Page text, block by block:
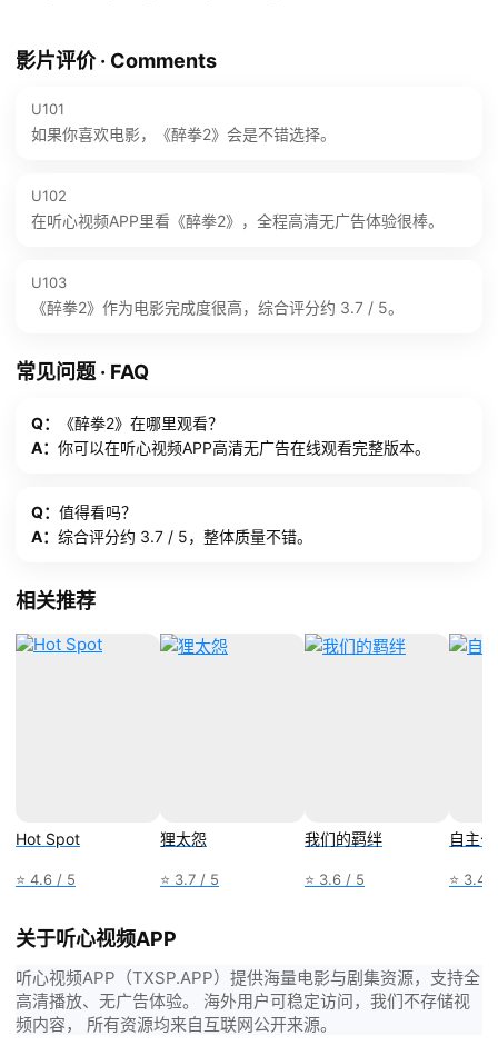
影片评价 · Comments
U101
如果你喜欢电影，《醉拳2》会是不错选择。
U102
在听心视频APP里看《醉拳2》，全程高清无广告体验很棒。
U103
《醉拳2》作为电影完成度很高，综合评分约 3.7 / 5。
常见问题 · FAQ
Q：
《醉拳2》在哪里观看？
A： 你可以在听心视频APP高清无广告在线观看完整版本。
Q： 值得看吗？
A： 综合评分约 3.7 / 5，整体质量不错。
相关推荐
Hot Spot
⭐ 4.6 / 5
狸太怨
⭐ 3.7 / 5
我们的羁绊
⭐ 3.6 / 5
自主
⭐ 3.4
关于听心视频APP
听心视频APP（TXSP.APP）提供海量电影与剧集资源，支持全
高清播放、无广告体验。 海外用户可稳定访问，我们不存储视
频内容， 所有资源均来自互联网公开来源。